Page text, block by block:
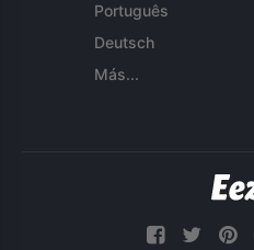
Português
Deutsch
Más...